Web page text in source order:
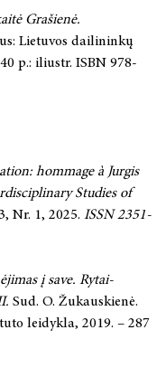
Grašienė.
Lietuvos dailininkų
p.: iliustr. ISBN 978-
hommage à Jurgis
Studies of
Nr. 1, 2025. ISSN 2351-
į save. Rytai-
Sud. O. Žukauskienė.
leidykla, 2019. – 287